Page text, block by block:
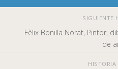
SIGUIENTE
Fèlix Bonilla Norat, Pintor,
de
HISTORIA